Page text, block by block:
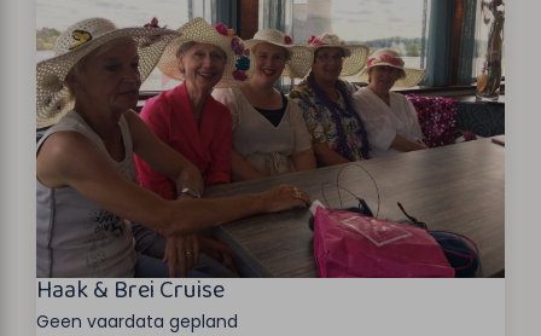
Haak & Brei Cruise
Geen vaardata gepland